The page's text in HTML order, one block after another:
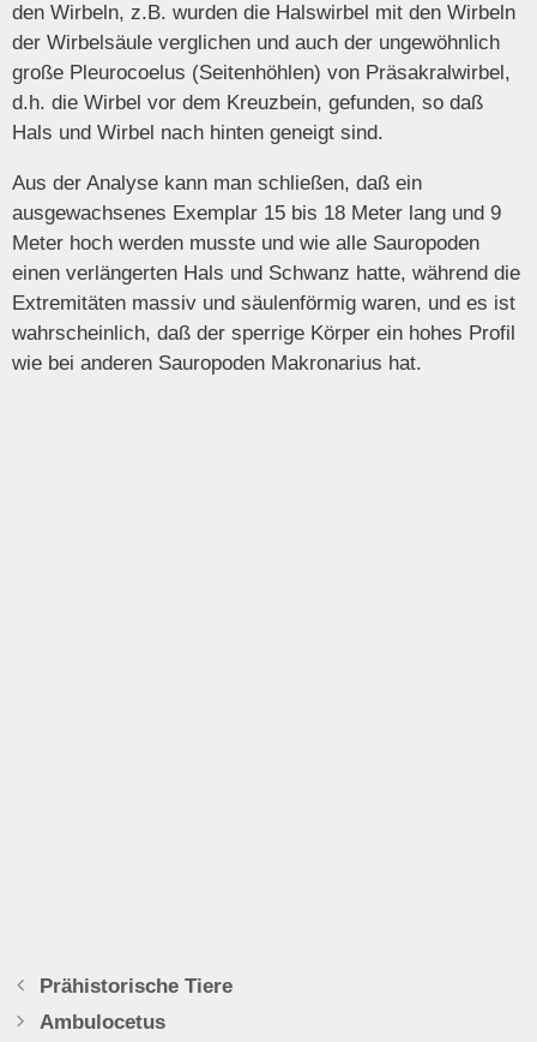
den Wirbeln, z.B. wurden die Halswirbel mit den Wirbeln
der Wirbelsäule verglichen und auch der ungewöhnlich
große Pleurocoelus (Seitenhöhlen) von Präsakralwirbel,
d.h. die Wirbel vor dem Kreuzbein, gefunden, so daß
Hals und Wirbel nach hinten geneigt sind.
Aus der Analyse kann man schließen, daß ein
ausgewachsenes Exemplar 15 bis 18 Meter lang und 9
Meter hoch werden musste und wie alle Sauropoden
einen verlängerten Hals und Schwanz hatte, während die
Extremitäten massiv und säulenförmig waren, und es ist
wahrscheinlich, daß der sperrige Körper ein hohes Profil
wie bei anderen Sauropoden Makronarius hat.
Prähistorische Tiere
Ambulocetus